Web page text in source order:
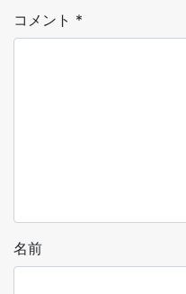
コメント *
名前